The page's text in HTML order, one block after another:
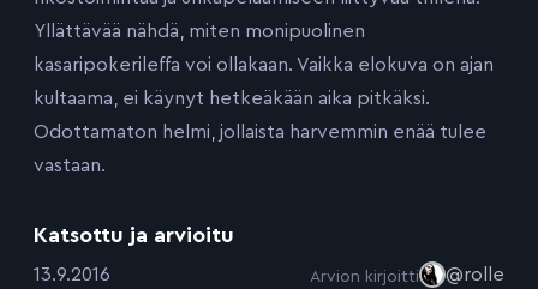
Yllättävää nähdä, miten monipuolinen
kasaripokerileffa voi ollakaan. Vaikka elokuva on ajan
kultaama, ei käynyt hetkeäkään aika pitkäksi.
Odottamaton helmi, jollaista harvemmin enää tulee
vastaan.
Katsottu ja arvioitu
:13.9.2016 Arvion kirjoitti @rolle